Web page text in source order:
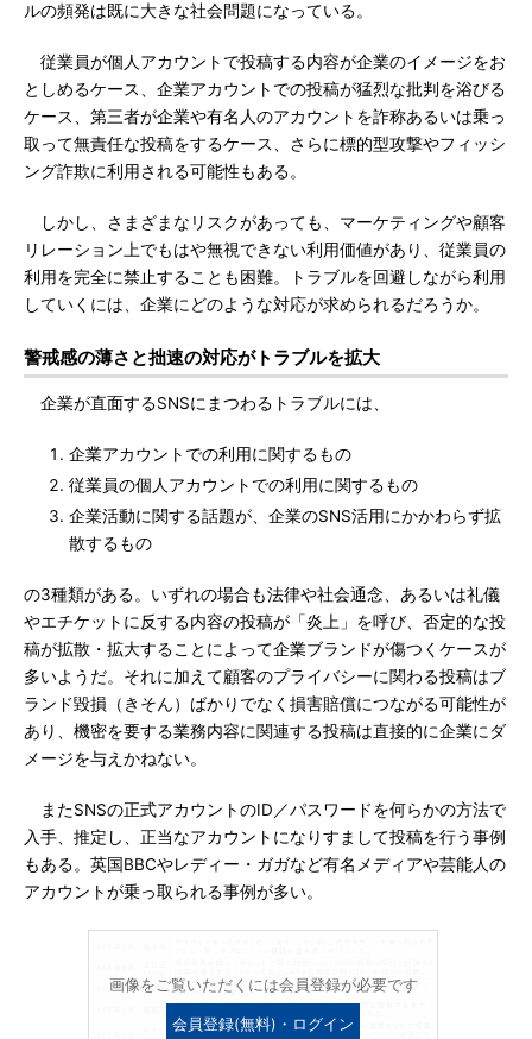
ルの頻発は既に大きな社会問題になっている。
従業員が個人アカウントで投稿する内容が企業のイメージをお
としめるケース、企業アカウントでの投稿が猛烈な批判を浴びる
ケース、第三者が企業や有名人のアカウントを詐称あるいは乗っ
取って無責任な投稿をするケース、さらに標的型攻撃やフィッシ
ング詐欺に利用される可能性もある。
しかし、さまざまなリスクがあっても、マーケティングや顧客
リレーション上でもはや無視できない利用価値があり、従業員の
利用を完全に禁止することも困難。トラブルを回避しながら利用
していくには、企業にどのような対応が求められるだろうか。
警戒感の薄さと拙速の対応がトラブルを拡大
企業が直面するSNSにまつわるトラブルには、
企業アカウントでの利用に関するもの
従業員の個人アカウントでの利用に関するもの
企業活動に関する話題が、企業のSNS活用にかかわらず拡
散するもの
の3種類がある。いずれの場合も法律や社会通念、あるいは礼儀
やエチケットに反する内容の投稿が「炎上」を呼び、否定的な投
稿が拡散・拡大することによって企業ブランドが傷つくケースが
多いようだ。それに加えて顧客のプライバシーに関わる投稿はブ
ランド毀損（きそん）ばかりでなく損害賠償につながる可能性が
あり、機密を要する業務内容に関連する投稿は直接的に企業にダ
メージを与えかねない。
またSNSの正式アカウントのID／パスワードを何らかの方法で
入手、推定し、正当なアカウントになりすまして投稿を行う事例
もある。英国BBCやレディー・ガガなど有名メディアや芸能人の
アカウントが乗っ取られる事例が多い。
画像をご覧いただくには会員登録が必要です
会員登録(無料)・ログイン